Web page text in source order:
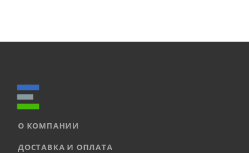
О КОМПАНИИ
ДОСТАВКА И ОПЛАТА